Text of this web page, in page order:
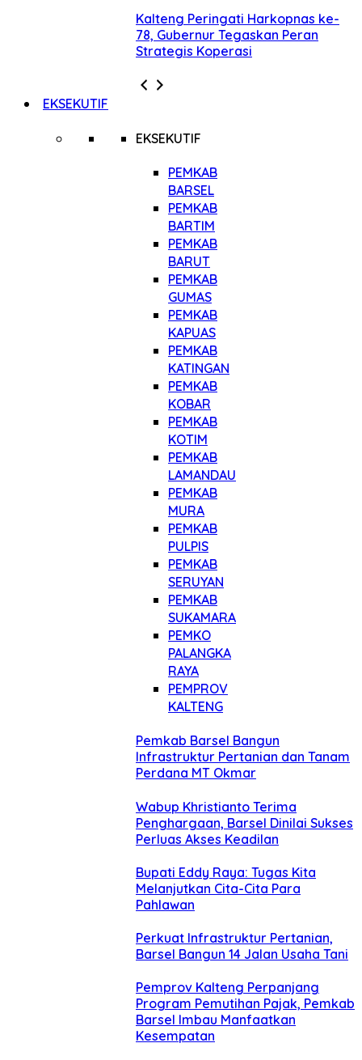
Kalteng Peringati Harkopnas ke-
78, Gubernur Tegaskan Peran
Strategis Koperasi
EKSEKUTIF
EKSEKUTIF
PEMKAB
BARSEL
PEMKAB
BARTIM
PEMKAB
BARUT
PEMKAB
GUMAS
PEMKAB
KAPUAS
PEMKAB
KATINGAN
PEMKAB
KOBAR
PEMKAB
KOTIM
PEMKAB
LAMANDAU
PEMKAB
MURA
PEMKAB
PULPIS
PEMKAB
SERUYAN
PEMKAB
SUKAMARA
PEMKO
PALANGKA
RAYA
PEMPROV
KALTENG
Pemkab Barsel Bangun
Infrastruktur Pertanian dan Tanam
Perdana MT Okmar
Wabup Khristianto Terima
Penghargaan, Barsel Dinilai Sukses
Perluas Akses Keadilan
Bupati Eddy Raya: Tugas Kita
Melanjutkan Cita-Cita Para
Pahlawan
Perkuat Infrastruktur Pertanian,
Barsel Bangun 14 Jalan Usaha Tani
Pemprov Kalteng Perpanjang
Program Pemutihan Pajak, Pemkab
Barsel Imbau Manfaatkan
Kesempatan